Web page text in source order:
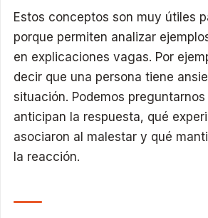
Estos conceptos son muy útiles
porque permiten analizar
en explicaciones vagas. Por
decir que una persona tiene
situación. Podemos
anticipan la respuesta, qué
asociaron al malestar y qué
la reacción.